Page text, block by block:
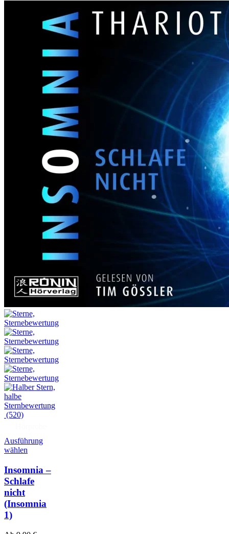
(520)
Ausführung
wählen
Insomnia –
Schlafe
nicht
(Insomnia
1)